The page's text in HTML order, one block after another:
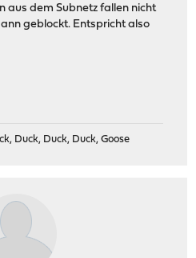
aus dem Subnetz fallen nicht
geblockt. Entspricht also
Duck, Duck, Duck, Goose